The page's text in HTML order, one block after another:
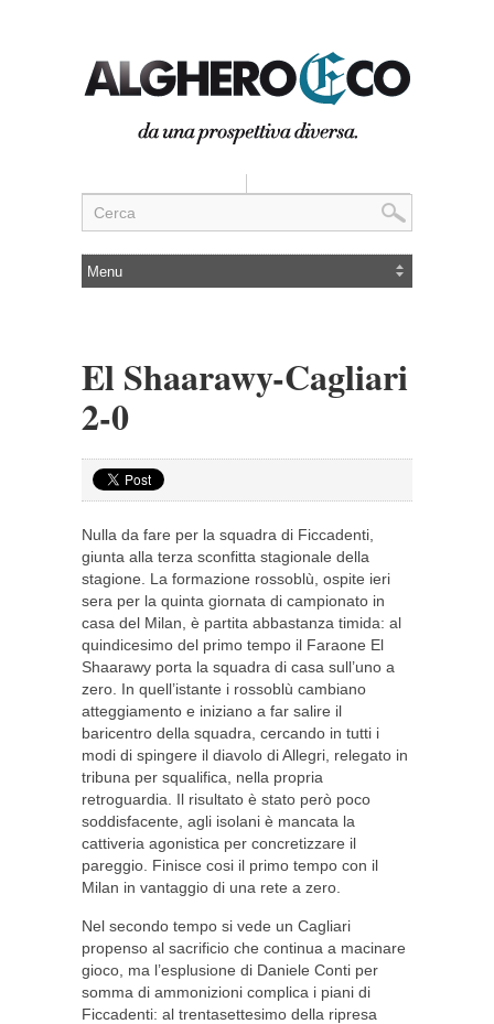
El Shaarawy-Cagliari
2-0
Nulla da fare per la squadra di Ficcadenti,
giunta alla terza sconfitta stagionale della
stagione. La formazione rossoblù, ospite ieri
sera per la quinta giornata di campionato in
casa del Milan, è partita abbastanza timida: al
quindicesimo del primo tempo il Faraone El
Shaarawy porta la squadra di casa sull’uno a
zero. In quell’istante i rossoblù cambiano
atteggiamento e iniziano a far salire il
baricentro della squadra, cercando in tutti i
modi di spingere il diavolo di Allegri, relegato in
tribuna per squalifica, nella propria
retroguardia. Il risultato è stato però poco
soddisfacente, agli isolani è mancata la
cattiveria agonistica per concretizzare il
pareggio. Finisce cosi il primo tempo con il
Milan in vantaggio di una rete a zero.
Nel secondo tempo si vede un Cagliari
propenso al sacrificio che continua a macinare
gioco, ma l’esplusione di Daniele Conti per
somma di ammonizioni complica i piani di
Ficcadenti: al trentasettesimo della ripresa